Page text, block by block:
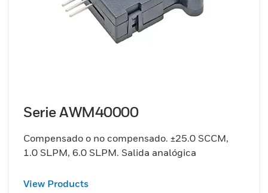
Serie AWM40000
Compensado o no compensado. ±25.0 SCCM,
1.0 SLPM, 6.0 SLPM. Salida analógica
View Products